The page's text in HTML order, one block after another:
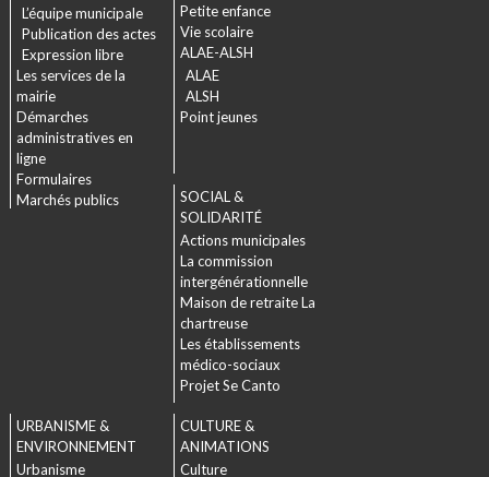
L’équipe municipale
Publication des actes
Expression libre
Les services de la
mairie
Démarches
administratives en
ligne
Formulaires
Marchés publics
Petite enfance
Vie scolaire
ALAE-ALSH
ALAE
ALSH
Point jeunes
SOCIAL &
SOLIDARITÉ
Actions municipales
La commission
intergénérationnelle
Maison de retraite La
chartreuse
Les établissements
médico-sociaux
Projet Se Canto
URBANISME &
ENVIRONNEMENT
Urbanisme
CULTURE &
ANIMATIONS
Culture